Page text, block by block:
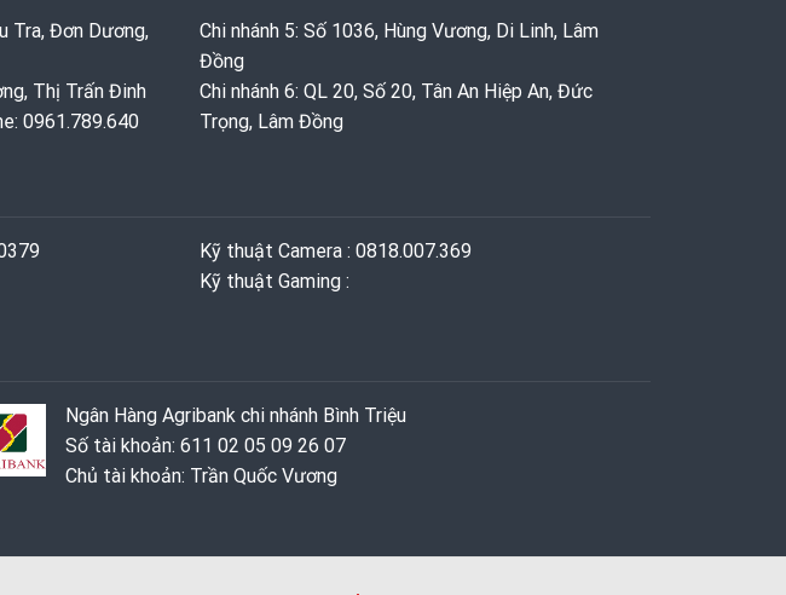
Tra, Đơn Dương,
Thị Trấn Đinh
0961.789.640
Chi nhánh 5: Số 1036, Hùng Vương, Di Linh, Lâm
Đồng
Chi nhánh 6: QL 20, Số 20, Tân An Hiệp An, Đức
Trọng, Lâm Đồng
Kỹ thuật Camera : 0818.007.369
Kỹ thuật Gaming ‭: ‬
Ngân Hàng Agribank chi nhánh Bình Triệu
Số tài khoản: 611 02 05 09 26 07
Chủ tài khoản: Trần Quốc Vương